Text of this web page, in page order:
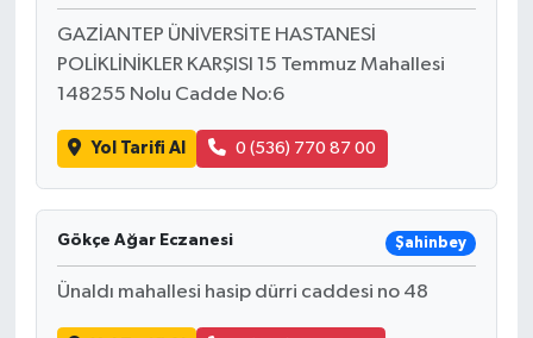
GAZİANTEP ÜNİVERSİTE HASTANESİ
POLİKLİNİKLER KARŞISI 15 Temmuz Mahallesi
148255 Nolu Cadde No:6
Yol Tarifi Al 0 (536) 770 87 00
Gökçe Ağar Eczanesi Şahinbey
Ünaldı mahallesi hasip dürri caddesi no 48
Yaşam